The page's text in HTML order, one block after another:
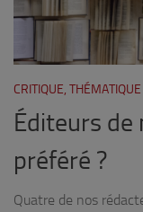
CRITIQUE,
Éditeurs de
préféré ?
Quatre de nos